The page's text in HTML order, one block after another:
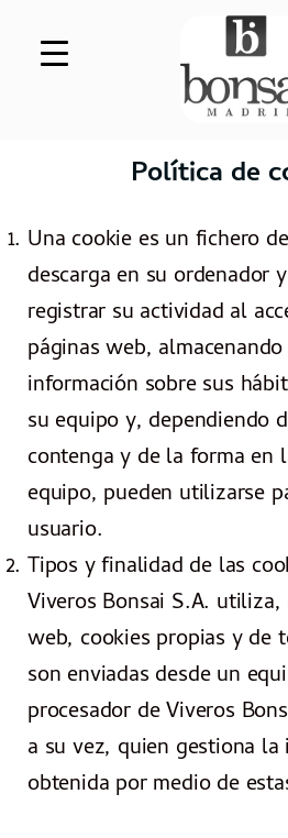
Saltar al contenido
Política de
Una cookie es un fichero
descarga en su ordenador
registrar su actividad al
páginas web,
información sobre sus
su equipo y, dependiendo
contenga y de la forma en
equipo, pueden utilizarse
usuario.
Tipos y finalidad de las
Viveros Bonsai S.A.
web, cookies propias y de
son enviadas desde un
procesador de Viveros
a su vez, quien gestiona
obtenida por medio de